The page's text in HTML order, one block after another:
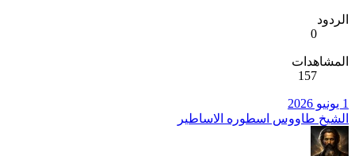
الردود
0
المشاهدات
157
1 يونيو 2026
الشيخ طاووس اسطوره الاساطير